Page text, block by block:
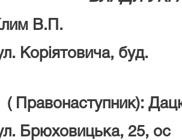
В.П.
Коріятовича, буд.
( Правонаступник):
Брюховицька, 25, ос